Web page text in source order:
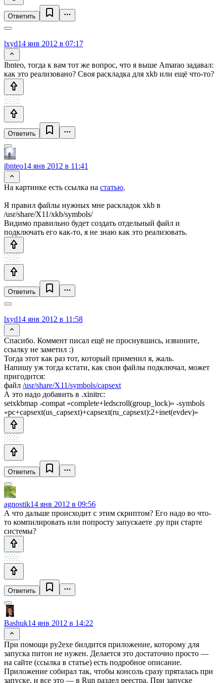
Ответить
lxyd14 янв 2012 в 07:17
Ibnteo, тогда к вам тот же вопрос, что я выше Amarao задавал:
как это реализовано? Своя раскладка для xkb или ещё что-то?
Ответить
ibnteo14 янв 2012 в 11:41
На картинке есть ссылка на статью.
Я правил файлы нужных мне раскладок xkb в
/usr/share/X11/xkb/symbols/
Видимо правильно будет создать отдельный файл и
подключать его как-то, я не знаю как это реализовать.
Ответить
lxyd14 янв 2012 в 11:58
Спасибо. Коммент писал ещё не проснувшись, извините,
ссылку не заметил :)
Тогда этот как раз тот, который применил я, жаль.
Напишу уж тогда кстати, как свои файлы подключал, может
пригодится:
файл /usr/share/X11/symbols/capsext
А это надо добавить в .xinitrc:
setxkbmap -compat «complete+ledscroll(group_lock)» -symbols
«pc+capsext(us_capsext)+capsext(ru_capsext):2+inet(evdev)»
Ответить
agnostik14 янв 2012 в 09:56
А что дальше происходит с этим скриптом? Его надо во что-
то компилировать или попросту запускаете .py при старте
системы?
Ответить
Bashuk14 янв 2012 в 14:22
При помощи py2exe билдится приложение, которому для
запуска питон не нужен. Делается это достаточно просто —
на сайте (ссылка в статье) есть подробное описание.
Приложение собирал так, чтобы консоль сразу пряталась при
запуске, и все это — в Run раздел реестра. При запуске